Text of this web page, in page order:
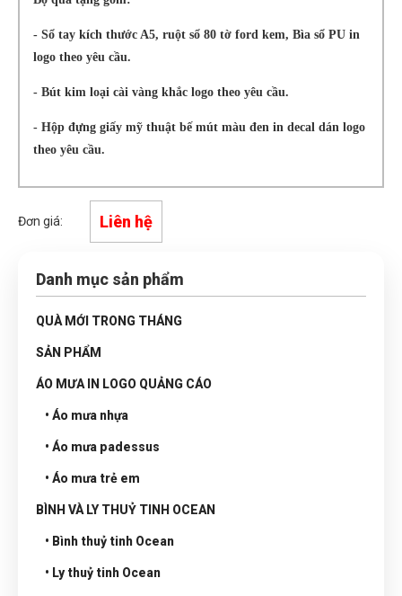
- Sổ tay kích thước A5, ruột sổ 80 tờ ford kem, Bìa sổ PU in
logo theo yêu cầu.
- Bút kim loại cài vàng khắc logo theo yêu cầu.
- Hộp đựng giấy mỹ thuật bế mút màu đen in decal dán logo
theo yêu cầu.
Đơn giá: Liên hệ
Danh mục sản phẩm
QUÀ MỚI TRONG THÁNG
SẢN PHẨM
ÁO MƯA IN LOGO QUẢNG CÁO
• Áo mưa nhựa
• Áo mưa padessus
• Áo mưa trẻ em
BÌNH VÀ LY THUỶ TINH OCEAN
• Bình thuỷ tinh Ocean
• Ly thuỷ tinh Ocean